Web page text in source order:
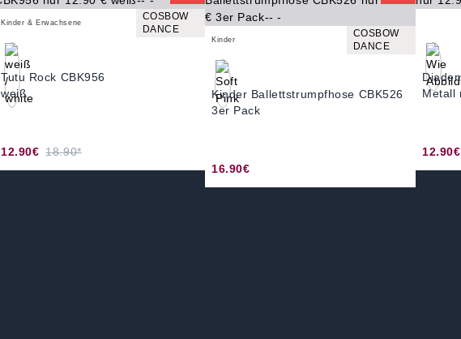
Kinder & Erwachsene
COSBOW
DANCE
Tutu Rock CBK956
weiß
12.90€ 18.90*
Kinder
COSBOW
DANCE
Kinder Ballettstrumpfhose CBK526
3er Pack
16.90€
Metall
12.90€